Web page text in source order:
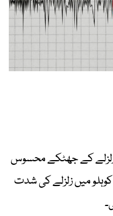
کے جھٹکے محسوس
میں زلزلے کی شدت